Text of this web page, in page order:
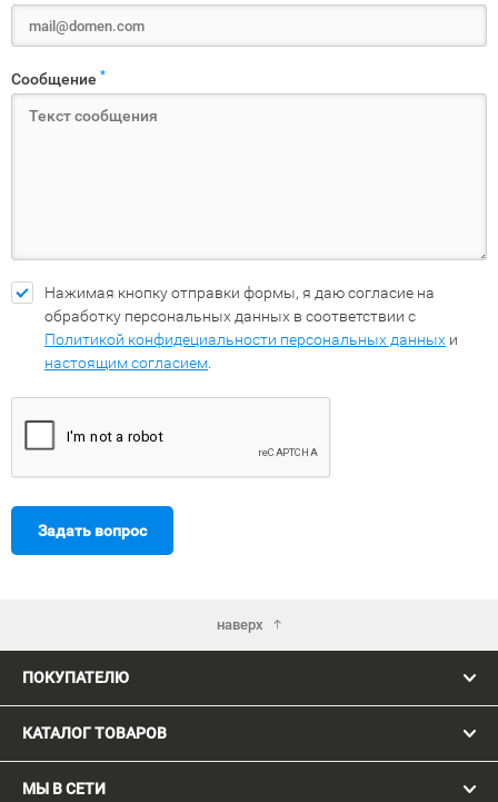
Сообщение *
Нажимая кнопку отправки формы, я даю согласие на
обработку персональных данных в соответствии с
Политикой конфидециальности персональных данных и
настоящим согласием
Задать вопрос
наверх
ПОКУПАТЕЛЮ
КАТАЛОГ ТОВАРОВ
МЫ В СЕТИ